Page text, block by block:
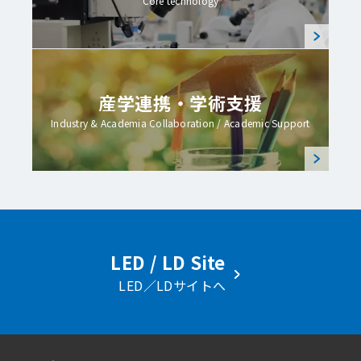
産学連携・学術支援
Industry & Academia Collaboration / Academic Support
LED / LD Site
LED／LDサイトへ